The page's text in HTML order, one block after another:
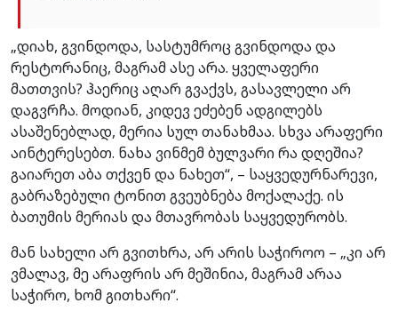
„დიახ, გვინდოდა, სასტუმროც გვინდოდა და
რესტორანიც, მაგრამ ასე არა. ყველაფერი
მათთვის? ჰაერიც აღარ გვაქვს, გასავლელი არ
დაგვრჩა. მოდიან, კიდევ ეძებენ ადგილებს
ასაშენებლად, მერია სულ თანახმაა. სხვა არაფერი
აინტერესებთ. ნახა ვინმემ ბულვარი რა დღეშია?
გაიარეთ აბა თქვენ და ნახეთ“, – საყვედურნარევი,
გაბრაზებული ტონით გვეუბნება მოქალაქე. ის
ბათუმის მერიას და მთავრობას საყვედურობს.
მან სახელი არ გვითხრა, არ არის საჭიროო – „კი არ
ვმალავ, მე არაფრის არ მეშინია, მაგრამ არაა
საჭირო, ხომ გითხარი“.